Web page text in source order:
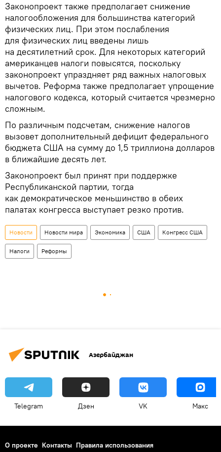
Законопроект также предполагает снижение
налогообложения для большинства категорий
физических лиц. При этом послабления
для физических лиц введены лишь
на десятилетний срок. Для некоторых категорий
американцев налоги повысятся, поскольку
законопроект упраздняет ряд важных налоговых
вычетов. Реформа также предполагает упрощение
налогового кодекса, который считается чрезмерно
сложным.
По различным подсчетам, снижение налогов
вызовет дополнительный дефицит федерального
бюджета США на сумму до 1,5 триллиона долларов
в ближайшие десять лет.
Законопроект был принят при поддержке
Республиканской партии, тогда
как демократическое меньшинство в обеих
палатах конгресса выступает резко против.
Новости Новости мира Экономика США Конгресс США
Налоги Реформы
Азербайджан
Telegram Дзен VK Макс
О проекте Контакты Правила использования